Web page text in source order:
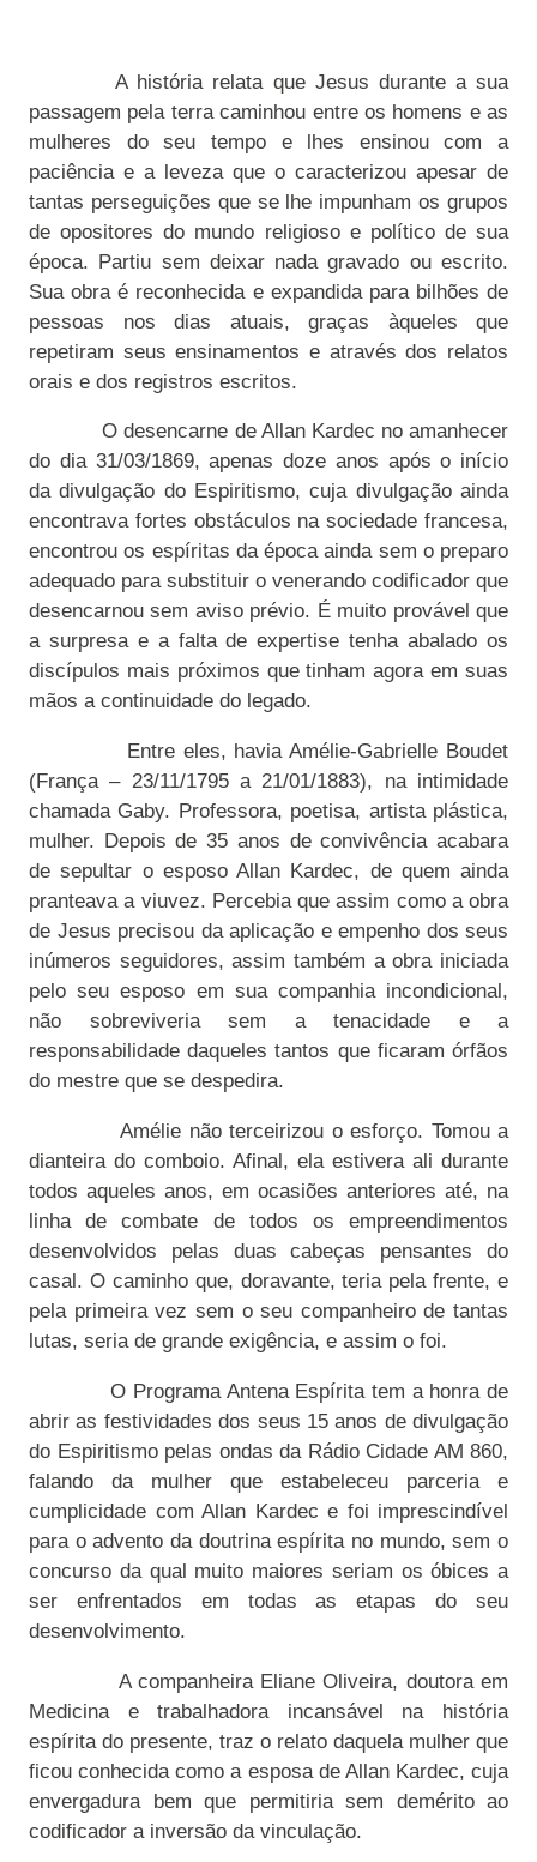
A história relata que Jesus durante a sua
passagem pela terra caminhou entre os homens e as
mulheres do seu tempo e lhes ensinou com a
paciência e a leveza que o caracterizou apesar de
tantas perseguições que se lhe impunham os grupos
de opositores do mundo religioso e político de sua
época. Partiu sem deixar nada gravado ou escrito.
Sua obra é reconhecida e expandida para bilhões de
pessoas nos dias atuais, graças àqueles que
repetiram seus ensinamentos e através dos relatos
orais e dos registros escritos.
O desencarne de Allan Kardec no amanhecer
do dia 31/03/1869, apenas doze anos após o início
da divulgação do Espiritismo, cuja divulgação ainda
encontrava fortes obstáculos na sociedade francesa,
encontrou os espíritas da época ainda sem o preparo
adequado para substituir o venerando codificador que
desencarnou sem aviso prévio. É muito provável que
a surpresa e a falta de expertise tenha abalado os
discípulos mais próximos que tinham agora em suas
mãos a continuidade do legado.
Entre eles, havia Amélie-Gabrielle Boudet
(França – 23/11/1795 a 21/01/1883), na intimidade
chamada Gaby. Professora, poetisa, artista plástica,
mulher. Depois de 35 anos de convivência acabara
de sepultar o esposo Allan Kardec, de quem ainda
pranteava a viuvez. Percebia que assim como a obra
de Jesus precisou da aplicação e empenho dos seus
inúmeros seguidores, assim também a obra iniciada
pelo seu esposo em sua companhia incondicional,
não sobreviveria sem a tenacidade e a
responsabilidade daqueles tantos que ficaram órfãos
do mestre que se despedira.
Amélie não terceirizou o esforço. Tomou a
dianteira do comboio. Afinal, ela estivera ali durante
todos aqueles anos, em ocasiões anteriores até, na
linha de combate de todos os empreendimentos
desenvolvidos pelas duas cabeças pensantes do
casal. O caminho que, doravante, teria pela frente, e
pela primeira vez sem o seu companheiro de tantas
lutas, seria de grande exigência, e assim o foi.
O Programa Antena Espírita tem a honra de
abrir as festividades dos seus 15 anos de divulgação
do Espiritismo pelas ondas da Rádio Cidade AM 860,
falando da mulher que estabeleceu parceria e
cumplicidade com Allan Kardec e foi imprescindível
para o advento da doutrina espírita no mundo, sem o
concurso da qual muito maiores seriam os óbices a
ser enfrentados em todas as etapas do seu
desenvolvimento.
A companheira Eliane Oliveira, doutora em
Medicina e trabalhadora incansável na história
espírita do presente, traz o relato daquela mulher que
ficou conhecida como a esposa de Allan Kardec, cuja
envergadura bem que permitiria sem demérito ao
codificador a inversão da vinculação.